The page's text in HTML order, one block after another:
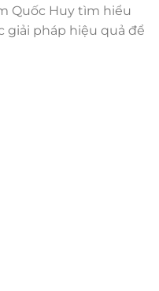
Quốc Huy tìm hiểu
giải pháp hiệu quả để